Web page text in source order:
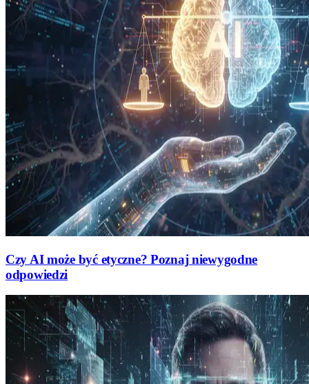
Czy AI może być etyczne? Poznaj niewygodne
odpowiedzi